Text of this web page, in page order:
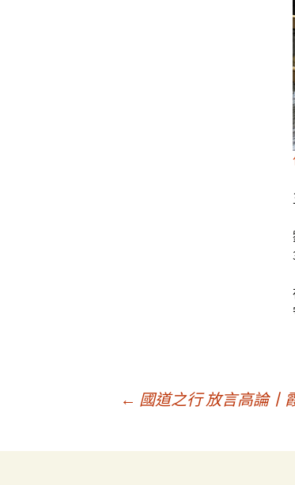
章
← 國道之行 放言高論丨